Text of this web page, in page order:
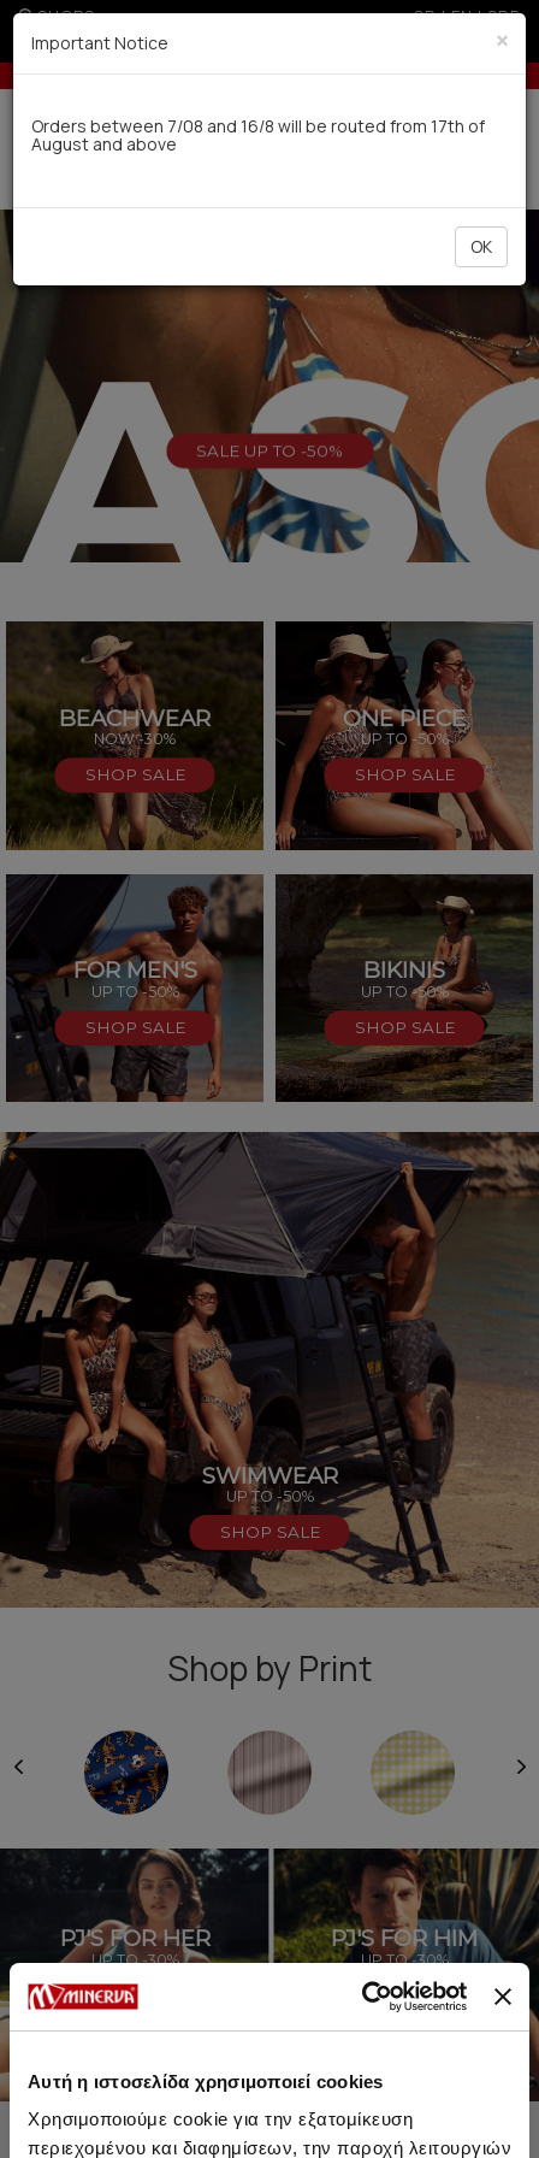
Αυτή η ιστοσελίδα χρησιμοποιεί cookies
Χρησιμοποιούμε cookie για την εξατομίκευση
περιεχομένου και διαφημίσεων, την παροχή λειτουργιών
SHOPS GR|EN|SRB
10% off for orders over 250€ for EU & 300€ for
(sale season)
Delivery in 7-9 working days via UPS
SALE UP TO -50%
BEACHWEAR
NOW -30%
SHOP SALE
ONE PIECE
UP TO -50%
SHOP SALE
FOR MEN'S
UP TO -50%
SHOP SALE
BIKINIS
UP TO -50%
SHOP SALE
SWIMWEAR
UP TO -50%
SHOP SALE
Shop by Print
PJ'S FOR HER
UP TO -30%
SHOP SALE
PJ'S FOR HIM
UP TO -30%
SHOP SALE
×
Important Notice
Orders between 7/08 and 16/8 will be routed from 17th of
August and above
OK